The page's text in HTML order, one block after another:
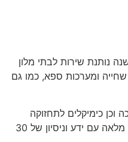
בריכות וספא אילת כבר 21 שנה נותנת שירות לבתי מלון
שחייה ומערכות ספא, כמו גם
וכן כימיקלים לתחזוקה
שוטפת, תוך מתן הדרכה מקצועית מלאה עם ידע וניסיון של 30